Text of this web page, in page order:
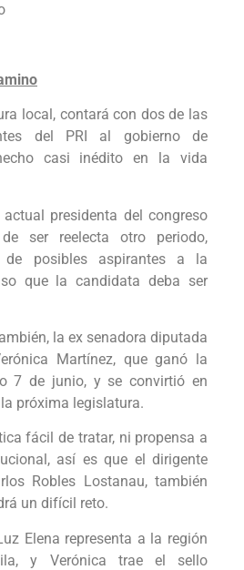
local, contará con dos de las
del PRI al gobierno de
casi inédito en la vida
presidenta del congreso
ser reelecta otro periodo,
posibles aspirantes a la
que la candidata deba ser
la ex senadora diputada
Martínez, que ganó la
7 de junio, y se convirtió en
próxima legislatura.
fácil de tratar, ni propensa a
así es que el dirigente
Robles Lostanau, también
un difícil reto.
Elena representa a la región
y Verónica trae el sello